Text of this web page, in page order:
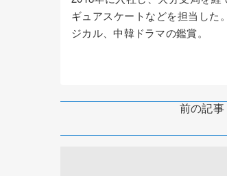
ギュアスケートなどを担当した
ジカル、中韓ドラマの鑑賞。
前の記事